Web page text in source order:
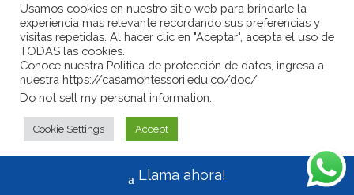
Usamos cookies en nuestro sitio web para brindarle la
experiencia más relevante recordando sus preferencias y
visitas repetidas. Al hacer clic en "Aceptar", acepta el uso de
TODAS las cookies.
Conoce nuestra Politica de protección de datos, ingresa a
nuestra https://casamontessori.edu.co/doc/
Do not sell my personal information
Cookie Settings Accept
Llama ahora!